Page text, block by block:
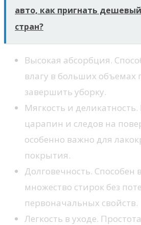
авто, как пригнать
стран?
Высокая абсорбция.
влагу в больших объемах
завершить уборку.
Мягкость и деликатность.
царапин и следов на
особенно важно для
покрытия.
Долговечность.
множество стирок без
первоначальных свойств.
Легкость в уходе.